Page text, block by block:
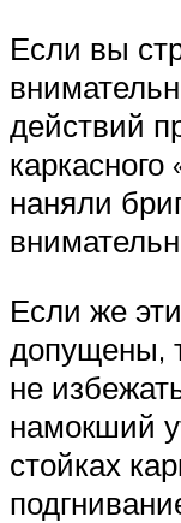
Если вы
действий
каркасного
наняли
Если же
допущены,
не
намокший
стойках